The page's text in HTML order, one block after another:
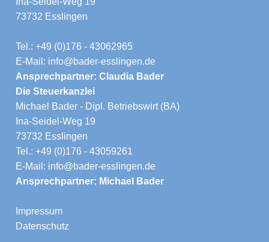
73732 Esslingen
Tel.: +49 (0)176 - 43062965
E-Mail: info@bader-esslingen.de
Ansprechpartner: Claudia Bader
Die Steuerkanzlei
Michael Bader - Dipl. Betriebswirt (BA)
Ina-Seidel-Weg 19
73732 Esslingen
Tel.: +49 (0)176 - 43059261
E-Mail: info@bader-esslingen.de
Ansprechpartner: Michael Bader
Impressum
Datenschutz